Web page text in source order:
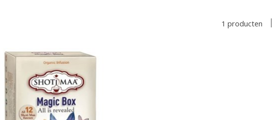
1 producten